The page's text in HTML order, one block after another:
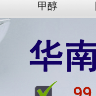
甲醇